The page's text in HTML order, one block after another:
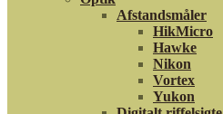
Afstandsmåler
HikMicro
Hawke
Nikon
Vortex
Yukon